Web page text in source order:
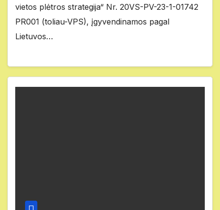
vietos plėtros strategija“ Nr. 20VS-PV-23-1-01742
PR001 (toliau-VPS), įgyvendinamos pagal
Lietuvos…